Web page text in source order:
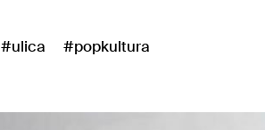
#ulica
#popkultura